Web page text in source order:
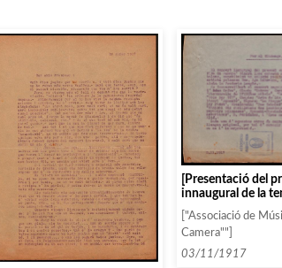
[Presentació del
innaugural de la
’17-’18 interpretat
Lahowska]
["Associació de
Camera""]
03/11/1917